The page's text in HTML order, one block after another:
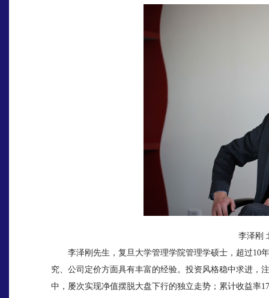
李泽刚 北
李泽刚先生，复旦大学管理学院管理学硕士，超过10
究、公司定价方面具有丰富的经验。投资风格稳中求进，
中，屡次实现净值摆脱大盘下行的独立走势；累计收益率